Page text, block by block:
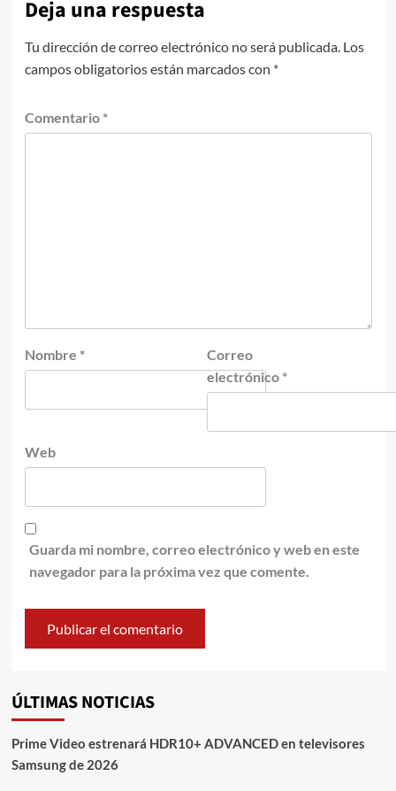
Deja una respuesta
Tu dirección de correo electrónico no será publicada. Los
campos obligatorios están marcados con *
Comentario *
Nombre *
Correo
electrónico *
Web
Guarda mi nombre, correo electrónico y web en este
navegador para la próxima vez que comente.
ÚLTIMAS NOTICIAS
Prime Video estrenará HDR10+ ADVANCED en televisores
Samsung de 2026